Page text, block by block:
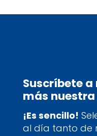
Suscríbete
más
¡Es sencillo!
al día tanto de